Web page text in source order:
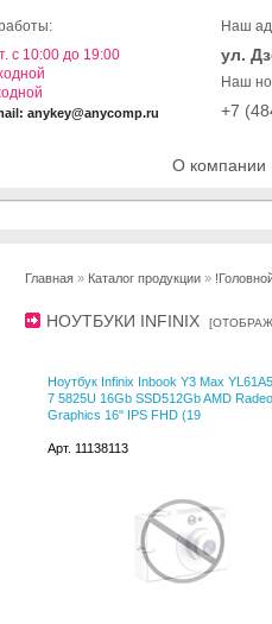
О компании
с 10:00 до 19:00
anykey@anycomp.ru
Наш
ул.
Наш
+7
Главная » Каталог продукции »
НОУТБУКИ INFINIX [
Ноутбук Infinix Inbook Y3 Max
7 5825U 16Gb SSD512Gb AMD
Graphics 16" IPS FHD (19
Арт. 11138113